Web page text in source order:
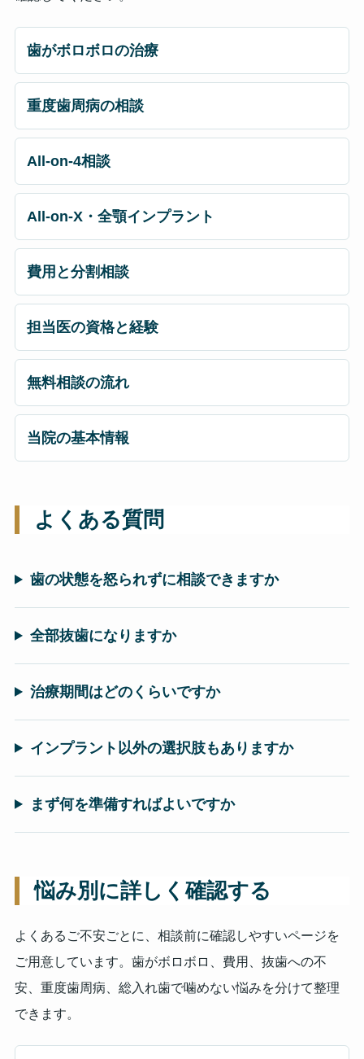
歯がボロボロの治療
重度歯周病の相談
All-on-4相談
All-on-X・全顎インプラント
費用と分割相談
担当医の資格と経験
無料相談の流れ
当院の基本情報
よくある質問
歯の状態を怒られずに相談できますか
全部抜歯になりますか
治療期間はどのくらいですか
インプラント以外の選択肢もありますか
まず何を準備すればよいですか
悩み別に詳しく確認する
よくあるご不安ごとに、相談前に確認しやすいページを
ご用意しています。歯がボロボロ、費用、抜歯への不
安、重度歯周病、総入れ歯で噛めない悩みを分けて整理
できます。